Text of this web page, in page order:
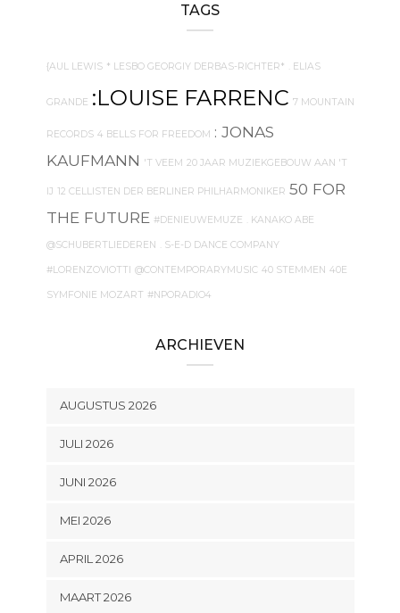
TAGS
{AUL LEWIS * LESBO GEORGIY DERBAS-RICHTER* . ELIAS
GRANDE :LOUISE FARRENC 7 MOUNTAIN
RECORDS 4 BELLS FOR FREEDOM : JONAS
KAUFMANN 'T VEEM 20 JAAR MUZIEKGEBOUW AAN 'T
IJ 12 CELLISTEN DER BERLINER PHILHARMONIKER 50 FOR
THE FUTURE #DENIEUWEMUZE . KANAKO ABE
@SCHUBERTLIEDEREN . S-E-D DANCE COMPANY
#LORENZOVIOTTI @CONTEMPORARYMUSIC 40 STEMMEN 40E
SYMFONIE MOZART #NPORADIO4
ARCHIEVEN
AUGUSTUS 2026
JULI 2026
JUNI 2026
MEI 2026
APRIL 2026
MAART 2026